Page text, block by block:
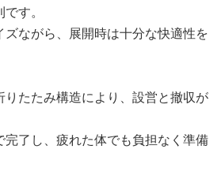
す。
ズながら、展開時は十分な快適性を
りたたみ構造により、設営と撤収が
完了し、疲れた体でも負担なく準備